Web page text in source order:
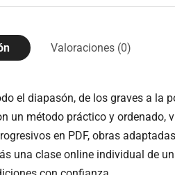
Valoraciones (0)
el diapasón, de los graves a la
un método práctico y ordenado,
en PDF, obras
una clase online individual de